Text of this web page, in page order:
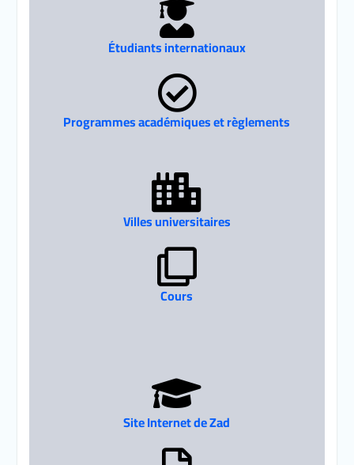
Étudiants internationaux
Programmes académiques et règlements
Villes universitaires
Cours
Site Internet de Zad